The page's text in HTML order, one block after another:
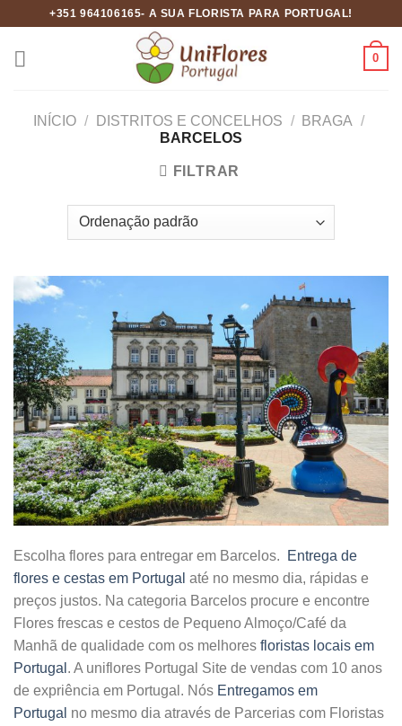
content
+351 964106165- A SUA FLORISTA PARA PORTUGAL!
0
INÍCIO / DISTRITOS E CONCELHOS / BRAGA /
BARCELOS
FILTRAR
Escolha flores para entregar em Barcelos.
Entrega de
flores e cestas em Portugal até no mesmo dia, rápidas e
preços justos. Na categoria Barcelos procure e encontre
Flores frescas e cestos de Pequeno Almoço/Café da
Manhã de qualidade com os melhores floristas locais em
Portugal . A uniflores Portugal Site de vendas com 10 anos
de expriência em Portugal. Nós Entregamos em
Portugal no mesmo dia através de Parcerias com Floristas